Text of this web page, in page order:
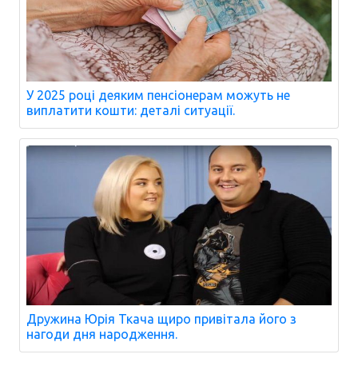
У 2025 році деяким пенсіонерам можуть не
виплатити кошти: деталі ситуації.
Дружина Юрія Ткача щиро привітала його з
нагоди дня народження.